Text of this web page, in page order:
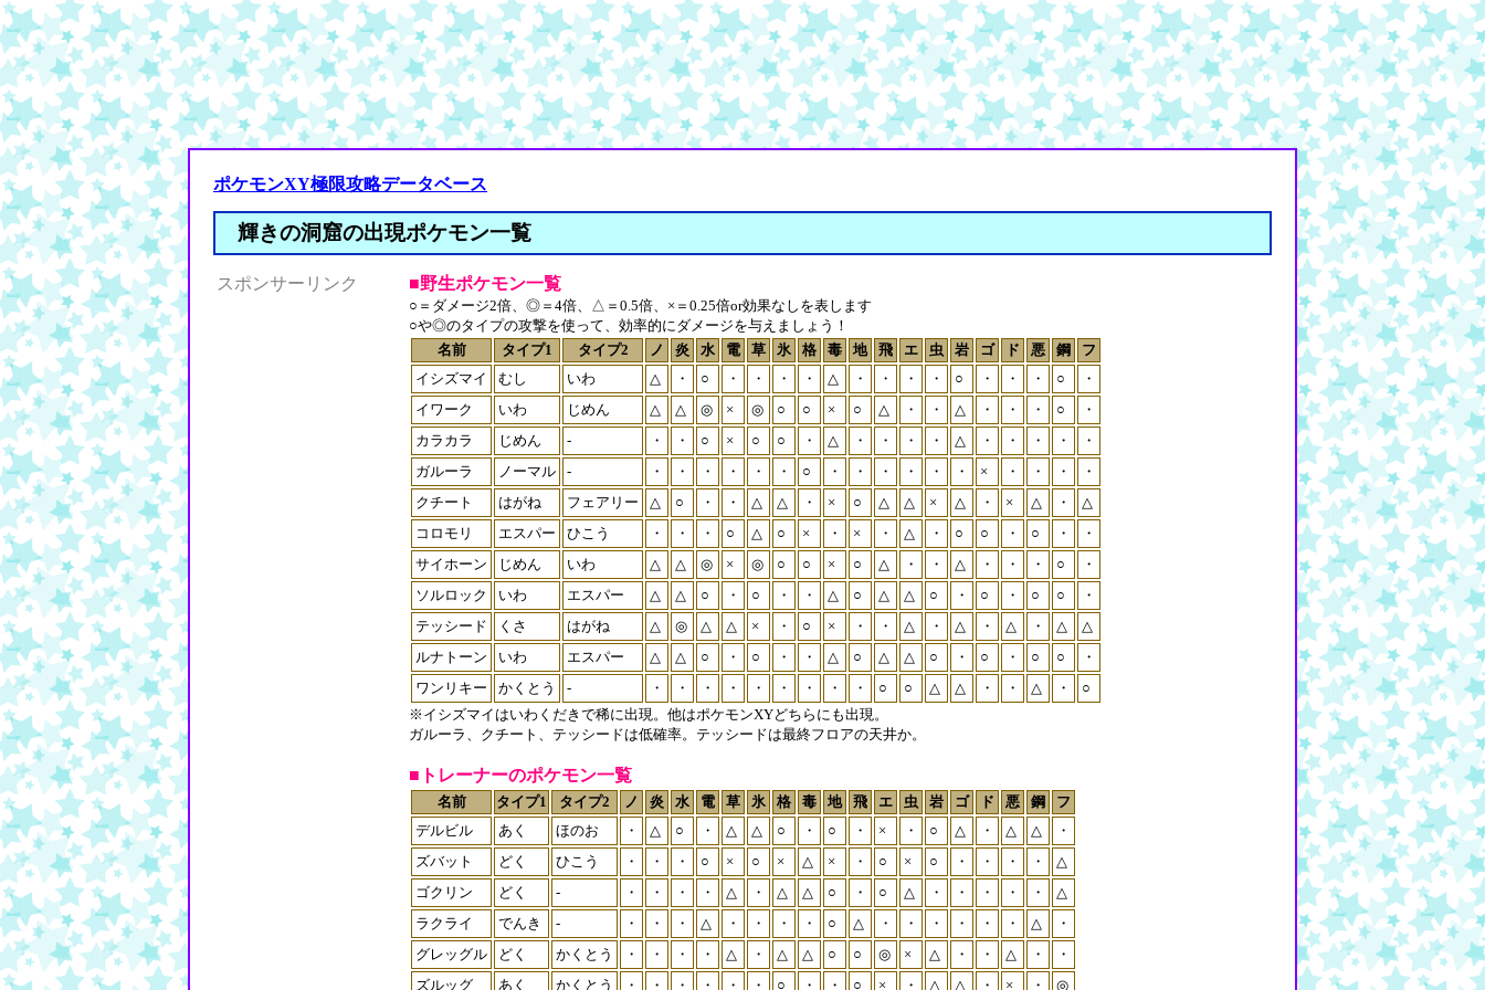
ポケモンXY極限攻略データベース
輝きの洞窟の出現ポケモン一覧
スポンサーリンク ■野生ポケモン一覧
○＝ダメージ2倍、◎＝4倍、△＝0.5倍、×＝0.25倍or効果なしを表します
○や◎のタイプの攻撃を使って、効率的にダメージを与えましょう！
名前
タイプ1 タイプ2 ノ 炎 水 電 草 氷 格 毒 地 飛 エ 虫 岩 ゴ ド 悪 鋼
フ
イシズマイ
むし いわ △ ・ ○ ・ ・ ・ ・ △ ・ ・ ・ ・ ○ ・ ・ ・ ○
・
イワーク
いわ じめん △ △ ◎ × ◎ ○ ○ × ○ △ ・ ・ △ ・ ・ ・ ○
・
カラカラ
じめん - ・ ・ ○ × ○ ○ ・ △ ・ ・ ・ ・ △ ・ ・ ・ ・
・
ガルーラ
ノーマル - ・ ・ ・ ・ ・ ・ ○ ・ ・ ・ ・ ・ ・ × ・ ・ ・
・
クチート
はがね フェアリー △ ○ ・ ・ △ △ ・ × ○ △ △ × △ ・ × △ ・
△
コロモリ
エスパー ひこう ・ ・ ・ ○ △ ○ × ・ × ・ △ ・ ○ ○ ・ ○ ・
・
サイホーン
じめん いわ △ △ ◎ × ◎ ○ ○ × ○ △ ・ ・ △ ・ ・ ・ ○
・
ソルロック
いわ エスパー △ △ ○ ・ ○ ・ ・ △ ○ △ △ ○ ・ ○ ・ ○ ○
・
テッシード
くさ はがね △ ◎ △ △ × ・ ○ × ・ ・ △ ・ △ ・ △ ・ △
△
ルナトーン
いわ エスパー △ △ ○ ・ ○ ・ ・ △ ○ △ △ ○ ・ ○ ・ ○ ○
・
ワンリキー
かくとう - ・ ・ ・ ・ ・ ・ ・ ・ ・ ○ ○ △ △ ・ ・ △ ・
○
※イシズマイはいわくだきで稀に出現。他はポケモンXYどちらにも出現。
ガルーラ、クチート、テッシードは低確率。テッシードは最終フロアの天井か。
■トレーナーのポケモン一覧
名前 タイプ1 タイプ2 ノ 炎 水 電 草 氷 格 毒 地 飛 エ 虫 岩 ゴ ド 悪 鋼
フ
デルビル
あく ほのお ・ △ ○ ・ △ △ ○ ・ ○ ・ × ・ ○ △ ・ △ △
・
ズバット
どく ひこう ・ ・ ・ ○ × ○ × △ × ・ ○ × ○ ・ ・ ・ ・
△
ゴクリン
どく - ・ ・ ・ ・ △ ・ △ △ ○ ・ ○ △ ・ ・ ・ ・ ・
△
ラクライ
でんき - ・ ・ ・ △ ・ ・ ・ ・ ○ △ ・ ・ ・ ・ ・ ・ △
・
グレッグル
どく かくとう ・ ・ ・ ・ △ ・ △ △ ○ ○ ◎ × △ ・ ・ △ ・
・
ズルッグ
あく かくとう ・ ・ ・ ・ ・ ・ ○ ・ ・ ○ × ・ △ △ ・ × ・ ◎